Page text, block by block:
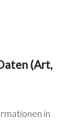
(Art,
in